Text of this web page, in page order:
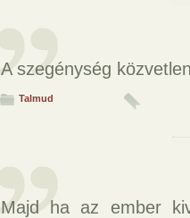
A szegénység
Talmud
Majd ha az ember